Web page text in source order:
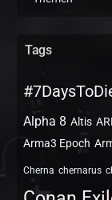
Tags
Alpha 8 Altis
Arma3 Epoch
Cherna chernarus